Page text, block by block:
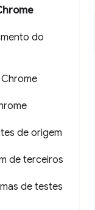
do
de origem
de terceiros
de testes